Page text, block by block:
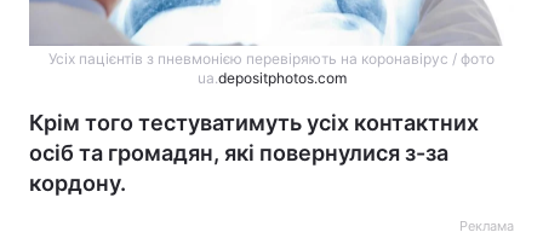
Усіх пацієнтів з пневмонією перевіряють на коронавірус / фото
ua.depositphotos.com
Крім того тестуватимуть усіх контактних
осіб та громадян, які повернулися з-за
кордону.
Реклама